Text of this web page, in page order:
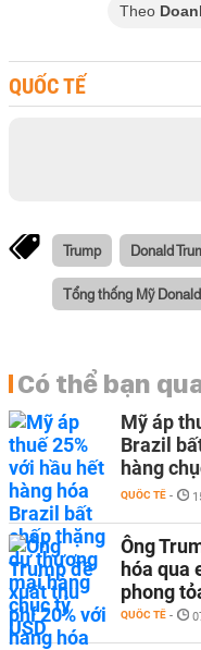
Theo
QUỐC TẾ
Trump Donald
Tổng thống Mỹ
Có thể bạn
Mỹ áp
Brazil
hàng
QUỐC TẾ -
Ông
hóa qua
phong
QUỐC TẾ -